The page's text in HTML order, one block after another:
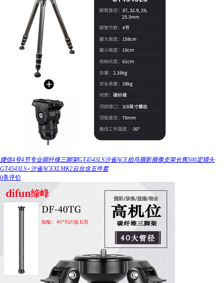
捷信4号4节专业碳纤维三脚架GT4543LS沙雀ACE拍鸟摄影摄像支架长焦500定镜头
GT4543LS+沙雀ACEXLMK2云台含五件套
0条评价